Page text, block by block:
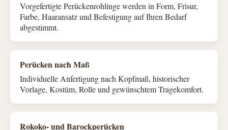
Vorgefertigte Perückenrohlinge werden in Form, Frisur,
Farbe, Haaransatz und Befestigung auf Ihren Bedarf
abgestimmt.
Perücken nach Maß
Individuelle Anfertigung nach Kopfmaß, historischer
Vorlage, Kostüm, Rolle und gewünschtem Tragekomfort.
Rokoko- und Barockperücken